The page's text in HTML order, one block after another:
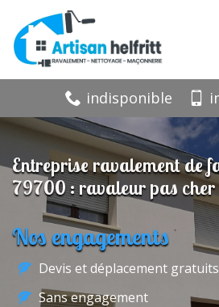
indisponible
Entreprise ravalement de
79700 : ravaleur pas cher
Nos engagements
Devis et déplacement gratuits
Sans engagement